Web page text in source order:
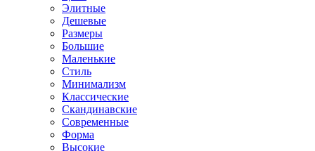
Элитные
Дешевые
Размеры
Большие
Маленькие
Стиль
Минимализм
Классические
Скандинавские
Современные
Форма
Высокие